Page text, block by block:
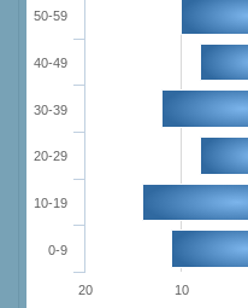
0-9
10-19
20-29
30-39
40-49
50-59
20 10